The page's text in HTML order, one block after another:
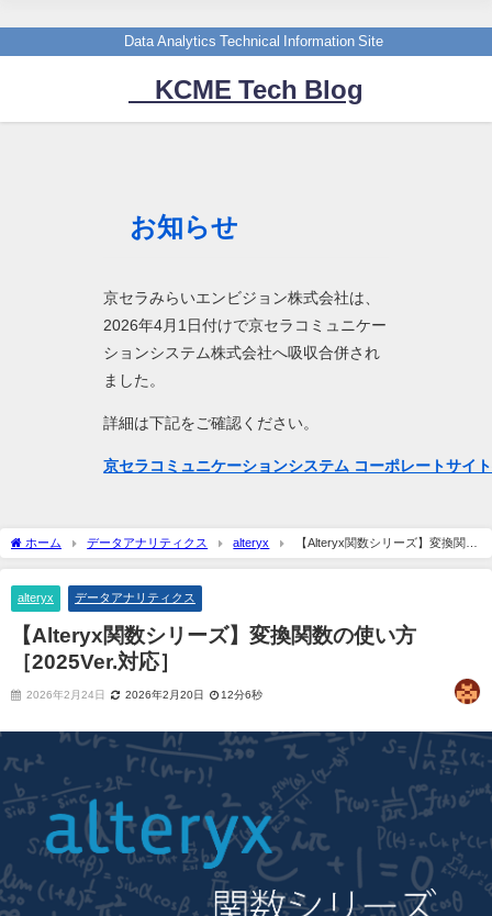
Data Analytics Technical Information Site
KCME Tech Blog
お知らせ
京セラみらいエンビジョン株式会社は、
2026年4月1日付けで京セラコミュニケー
ションシステム株式会社へ吸収合併され
ました。
詳細は下記をご確認ください。
京セラコミュニケーションシステム コーポレートサイ
ホーム データアナリティクス alteryx
【Alteryx関数シリーズ】変換関数
の使い方［2025Ver.対応］
alteryx データアナリティクス
【Alteryx関数シリーズ】変換関数の使い方
［2025Ver.対応］
2026年2月24日 2026年2月20日 12分6秒